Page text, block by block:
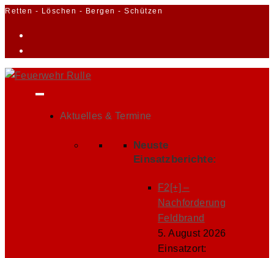
Zum
Retten - Löschen - Bergen - Schützen
Aktuelles & Termine
Neuste
Einsatzberichte:
F2[+] –
Nachforderung
Feldbrand
5. August 2026
Einsatzort: